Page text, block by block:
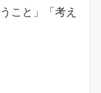
こと」「考え